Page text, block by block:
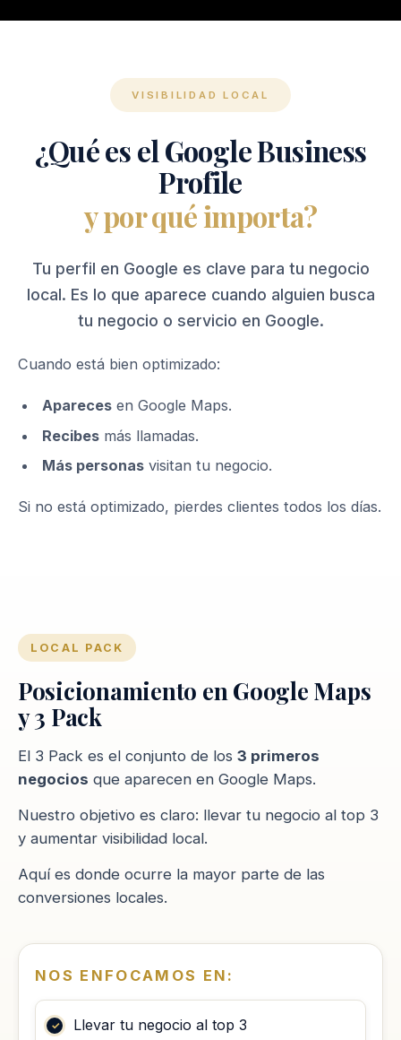
VISIBILIDAD LOCAL
¿Qué es el Google Business
Profile
y por qué importa?
Tu perfil en Google es clave para tu negocio
local. Es lo que aparece cuando alguien busca
tu negocio o servicio en Google.
Cuando está bien optimizado:
Apareces en Google Maps.
Recibes más llamadas.
Más personas visitan tu negocio.
Si no está optimizado, pierdes clientes todos los días.
LOCAL PACK
Posicionamiento en Google Maps
y 3 Pack
El 3 Pack es el conjunto de los 3 primeros
negocios que aparecen en Google Maps.
Nuestro objetivo es claro: llevar tu negocio al top 3
y aumentar visibilidad local.
Aquí es donde ocurre la mayor parte de las
conversiones locales.
NOS ENFOCAMOS EN:
Llevar tu negocio al top 3